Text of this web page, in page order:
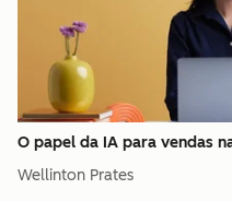
O papel da IA para vendas
Wellinton Prates